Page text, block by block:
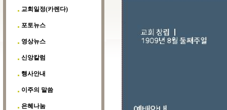
교회일정(카렌다)
포토뉴스
영상뉴스
신앙칼럼
행사안내
이주의 말씀
은혜나눔